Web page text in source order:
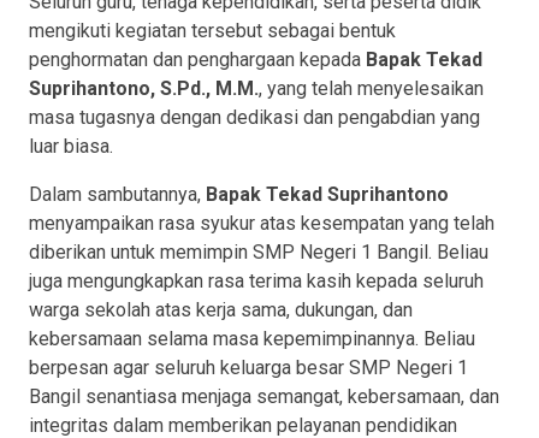
mengikuti kegiatan tersebut sebagai bentuk
penghormatan dan penghargaan kepada Bapak Tekad
Suprihantono, S.Pd., M.M., yang telah menyelesaikan
masa tugasnya dengan dedikasi dan pengabdian yang
luar biasa.
Dalam sambutannya, Bapak Tekad Suprihantono
menyampaikan rasa syukur atas kesempatan yang telah
diberikan untuk memimpin SMP Negeri 1 Bangil. Beliau
juga mengungkapkan rasa terima kasih kepada seluruh
warga sekolah atas kerja sama, dukungan, dan
kebersamaan selama masa kepemimpinannya. Beliau
berpesan agar seluruh keluarga besar SMP Negeri 1
Bangil senantiasa menjaga semangat, kebersamaan, dan
integritas dalam memberikan pelayanan pendidikan